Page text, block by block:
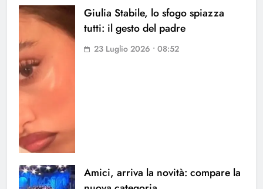
Giulia Stabile, lo sfogo spiazza
tutti: il gesto del padre
23 Luglio 2026 • 08:52
Amici, arriva la novità: compare la